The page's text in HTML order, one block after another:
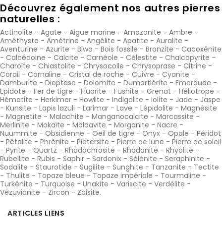
Découvrez également nos autres pierres
naturelles :
Actinolite - Agate - Aigue marine - Amazonite - Ambre -
Améthyste - Amétrine - Angélite - Apatite - Auralite -
Aventurine - Azurite - Biwa - Bois fossile - Bronzite - Cacoxénite
- Calcédoine - Calcite - Carnéole - Célestite - Chalcopyrite -
Charoïte - Chiastolite - Chrysocolle - Chrysoprase - Citrine -
Corail - Cornaline - Cristal de roche - Cuivre - Cyanite -
Damburite - Dioptase - Dolomite - Dumortiérite - Emeraude -
Epidote - Fer de tigre - Fluorite - Fushite - Grenat - Héliotrope -
Hématite - Herkimer - Howlite - Indigolite - Iolite - Jade - Jaspe
- Kunsite - Lapis lazuli - Larimar - Lave - Lépidolite - Magnésite
- Magnetite - Malachite - Manganocalcite - Marcassite -
Merlinite - Mokaïte - Moldavite - Morganite - Nacre -
Nuummite - Obsidienne - Oeil de tigre - Onyx - Opale - Péridot
- Pétalite - Phrénite - Pietersite - Pierre de lune - Pierre de soleil
- Pyrite - Quartz - Rhodochrosite - Rhodonite - Rhyolite -
Rubellite - Rubis - Saphir - Sardonix - Sélénite - Seraphinite -
Sodalite - Staurotide - Sugilite - Sunghite - Tanzanite - Tectite
- Thulite - Topaze bleue - Topaze impériale - Tourmaline -
Turkénite - Turquoise - Unakite - Variscite - Verdélite -
Vézuvianite - Zircon - Zoisite.
ARTICLES LIENS